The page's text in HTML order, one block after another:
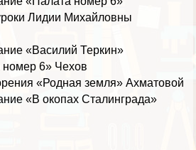
Лидии Михайловны
«Василий Теркин»
6» Чехов
«Родная земля» Ахматовой
«В окопах Сталинграда»